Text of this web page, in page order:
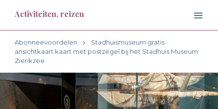
Activiteiten, reizen
Abonneevoordelen
Stadhuismuseum gratis
ansichtkaart kaart met postzegel bij het Stadhuis Museum
Zierikzee